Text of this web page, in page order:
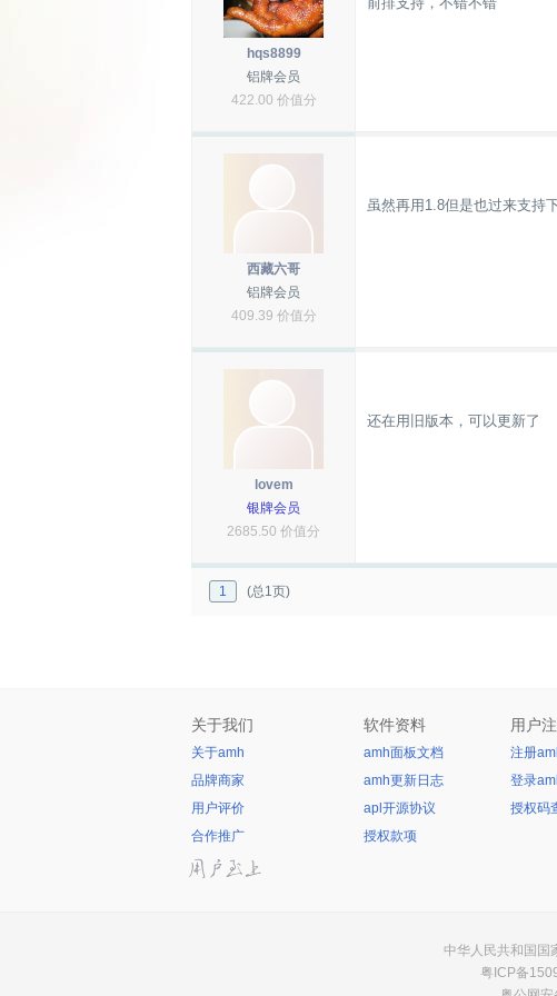
hqs8899
铝牌会员
422.00 价值分
西藏六哥
铝牌会员
409.39 价值分
虽然再用1.8但是也过来支持
lovem
银牌会员
2685.50 价值分
还在用旧版本，可以更新了
1 (总1页)
关于我们
关于amh
品牌商家
用户评价
合作推广
软件资料
amh面板文档
amh更新日志
apl开源协议
授权款项
用户
注册
登录
授权码
中华人民共和国国
粤ICP备